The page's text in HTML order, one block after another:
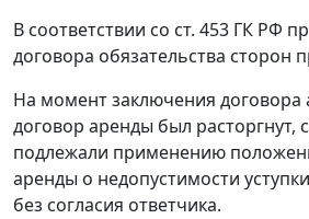
В соответствии со ст. 453 ГК РФ
договора обязательства сторон
На момент заключения договора
договор аренды был расторгнут,
подлежали применению
аренды о недопустимости
без согласия ответчика.